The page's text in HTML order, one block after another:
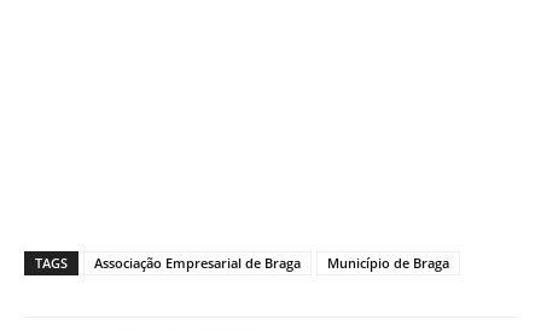
TAGS Associação Empresarial de Braga Município de Braga